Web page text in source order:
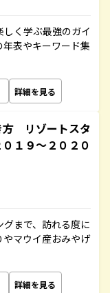
く学ぶ最強のガイ
表やキーワード集
詳細を見る
リゾートスタ
１９～２０２０
まで、訪れる度に
マウイ産おみやげ
詳細を見る